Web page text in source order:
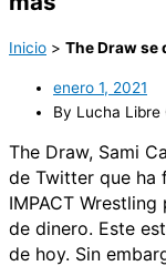
Inicio > The Draw se
enero 1, 2021
By Lucha Libre
The Draw, Sami
de Twitter que ha
IMPACT
de dinero. Este
de hoy. Sin